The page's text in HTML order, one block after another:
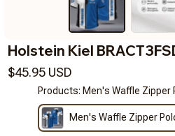
Holstein Kiel
$45.95 USD
Products: Men's Waffle Zipper
Men's Waffle Zipper